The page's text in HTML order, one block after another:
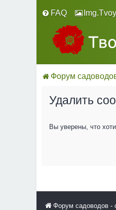
FAQ
Форум
Удалить
Вы уверены, что
Форум садоводов -